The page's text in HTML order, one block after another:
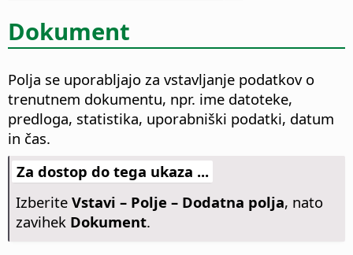
Dokument
Polja se uporabljajo za vstavljanje podatkov o
trenutnem dokumentu, npr. ime datoteke,
predloga, statistika, uporabniški podatki, datum
in čas.
Za dostop do tega ukaza ...
Izberite Vstavi – Polje – Dodatna polja, nato
zavihek Dokument.